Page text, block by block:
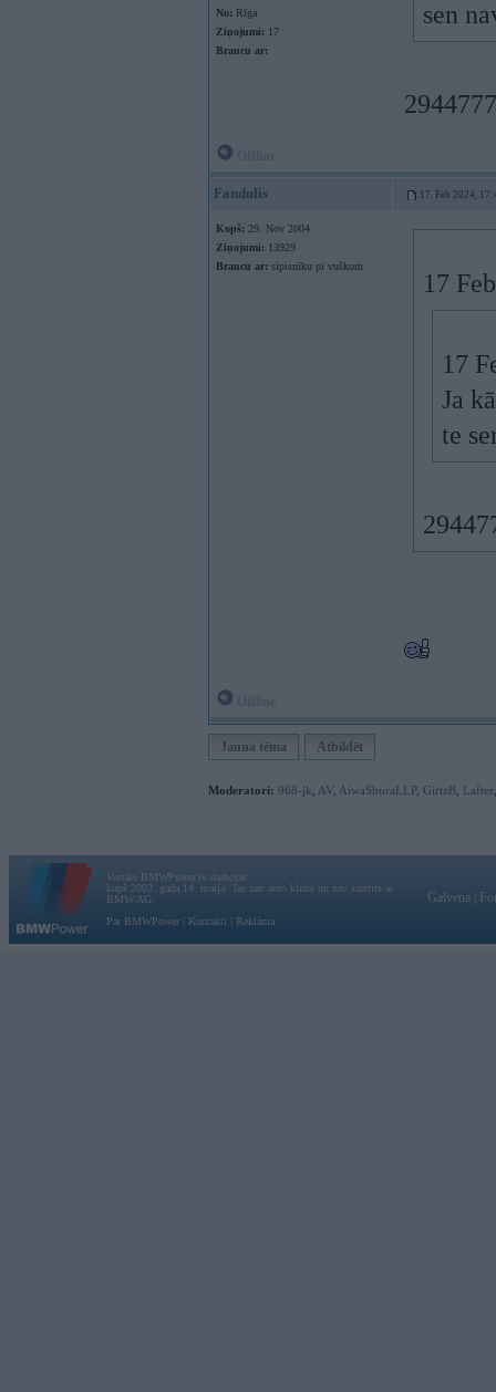
No: Rīga
Ziņojumi: 17
Braucu ar:
sen
Fandulis 17. Feb 2024,
Kopš: 29. Nov 2004
Ziņojumi: 13929
Braucu ar: sipisnīku pi vuškom
17
17
Ja
te
Jauna tēma Atbildēt
Moderatori: 968-jk AV AiwaShuraLLP, GirtzB Lafter
Vortāls BMWPower.lv darbojas
kopš 2002. gada 14. maija. Tas nav auto klubs un nav saistīts ar
BMW AG.
Par BMWPower
Kontakti Reklāma
Galvena